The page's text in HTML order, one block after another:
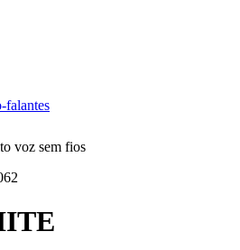
falantes
voz sem fios